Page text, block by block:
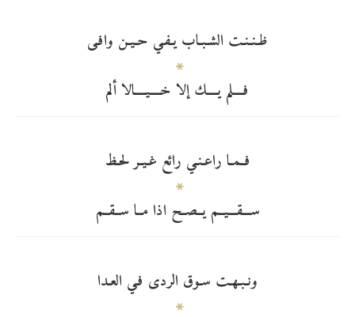
ظـنـنـت الشـبـاب يـفـي حـيـن وافـى
فــــلم يــــك إلا خــــيــــالا ألم
فــمـا راعـنـي رائع غـيـر لحـظ
ســـقـــيــم يــصــح اذا مــا ســقــم
ونـبـهـت سـوق الردى فـي العـدا